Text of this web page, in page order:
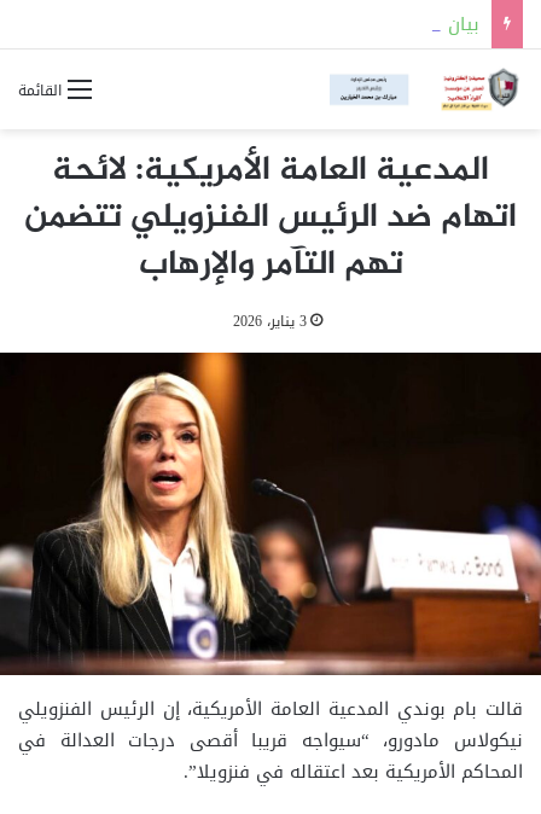
القائمة
المدعية العامة الأمريكية: لائحة
اتهام ضد الرئيس الفنزويلي تتضمن
تهم التآمر والإرهاب
3 يناير، 2026
قالت بام بوندي المدعية العامة الأمريكية، إن الرئيس الفنزويلي
نيكولاس مادورو، “سيواجه قريبا أقصى درجات العدالة في
المحاكم الأمريكية بعد اعتقاله في فنزويلا”.